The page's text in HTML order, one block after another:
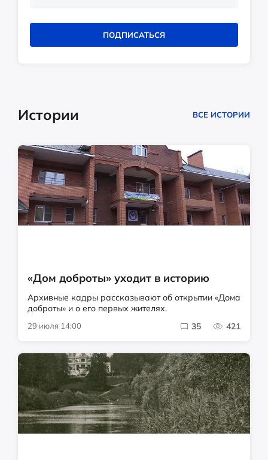
ПОДПИСАТЬСЯ
Истории ВСЕ ИСТОРИИ
«Дом доброты» уходит в историю
Архивные кадры рассказывают об открытии «Дома
доброты» и о его первых жителях.
29 июля 14:00 35 421